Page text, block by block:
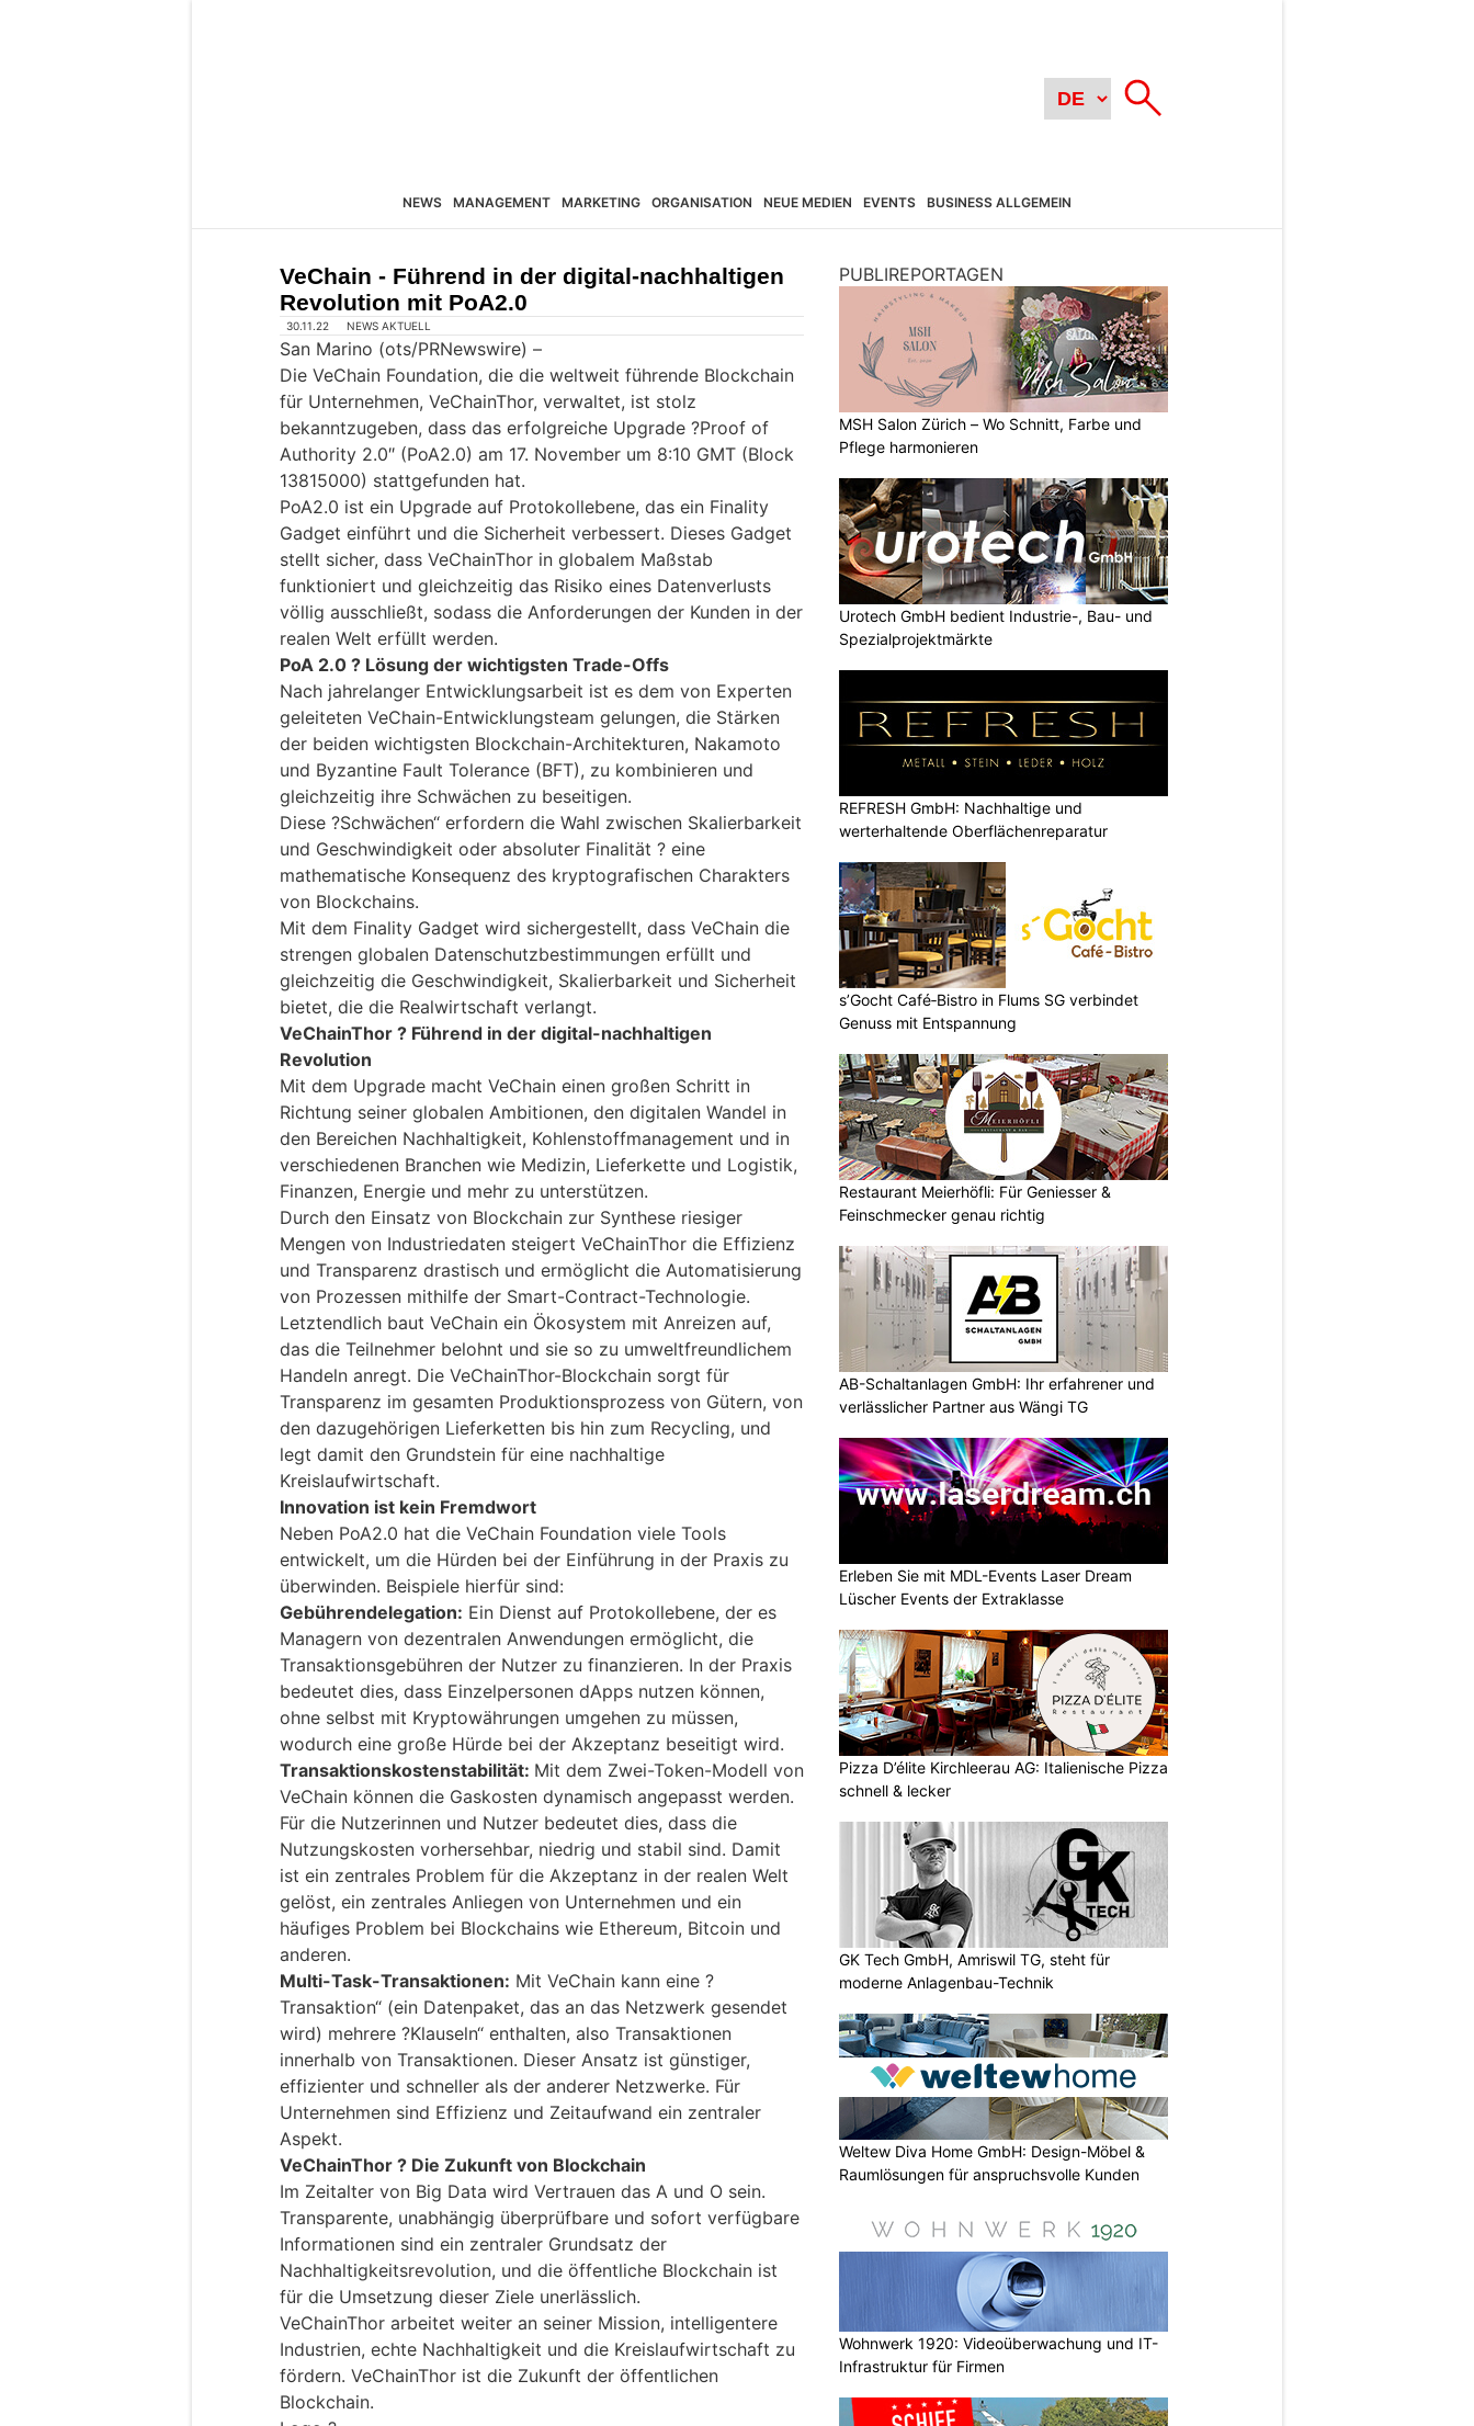
NEWS MANAGEMENT MARKETING ORGANISATION NEUE MEDIEN EVENTS BUSINESS ALLGEMEIN
VeChain - Führend in der digital-nachhaltigen
Revolution mit PoA2.0
30.11.22 NEWS AKTUELL
San Marino (ots/PRNewswire) –
Die VeChain Foundation, die die weltweit führende Blockchain
für Unternehmen, VeChainThor, verwaltet, ist stolz
bekanntzugeben, dass das erfolgreiche Upgrade ?Proof of
Authority 2.0″ (PoA2.0) am 17. November um 8:10 GMT (Block
13815000) stattgefunden hat.
PoA2.0 ist ein Upgrade auf Protokollebene, das ein Finality
Gadget einführt und die Sicherheit verbessert. Dieses Gadget
stellt sicher, dass VeChainThor in globalem Maßstab
funktioniert und gleichzeitig das Risiko eines Datenverlusts
völlig ausschließt, sodass die Anforderungen der Kunden in der
realen Welt erfüllt werden.
PoA 2.0 ? Lösung der wichtigsten Trade-Offs
Nach jahrelanger Entwicklungsarbeit ist es dem von Experten
geleiteten VeChain-Entwicklungsteam gelungen, die Stärken
der beiden wichtigsten Blockchain-Architekturen, Nakamoto
und Byzantine Fault Tolerance (BFT), zu kombinieren und
gleichzeitig ihre Schwächen zu beseitigen.
Diese ?Schwächen“ erfordern die Wahl zwischen Skalierbarkeit
und Geschwindigkeit oder absoluter Finalität ? eine
mathematische Konsequenz des kryptografischen Charakters
von Blockchains.
Mit dem Finality Gadget wird sichergestellt, dass VeChain die
strengen globalen Datenschutzbestimmungen erfüllt und
gleichzeitig die Geschwindigkeit, Skalierbarkeit und Sicherheit
bietet, die die Realwirtschaft verlangt.
VeChainThor ? Führend in der digital-nachhaltigen
Revolution
Mit dem Upgrade macht VeChain einen großen Schritt in
Richtung seiner globalen Ambitionen, den digitalen Wandel in
den Bereichen Nachhaltigkeit, Kohlenstoffmanagement und in
verschiedenen Branchen wie Medizin, Lieferkette und Logistik,
Finanzen, Energie und mehr zu unterstützen.
Durch den Einsatz von Blockchain zur Synthese riesiger
Mengen von Industriedaten steigert VeChainThor die Effizienz
und Transparenz drastisch und ermöglicht die Automatisierung
von Prozessen mithilfe der Smart-Contract-Technologie.
Letztendlich baut VeChain ein Ökosystem mit Anreizen auf,
das die Teilnehmer belohnt und sie so zu umweltfreundlichem
Handeln anregt. Die VeChainThor-Blockchain sorgt für
Transparenz im gesamten Produktionsprozess von Gütern, von
den dazugehörigen Lieferketten bis hin zum Recycling, und
legt damit den Grundstein für eine nachhaltige
Kreislaufwirtschaft.
Innovation ist kein Fremdwort
Neben PoA2.0 hat die VeChain Foundation viele Tools
entwickelt, um die Hürden bei der Einführung in der Praxis zu
überwinden. Beispiele hierfür sind:
Gebührendelegation: Ein Dienst auf Protokollebene, der es
Managern von dezentralen Anwendungen ermöglicht, die
Transaktionsgebühren der Nutzer zu finanzieren. In der Praxis
bedeutet dies, dass Einzelpersonen dApps nutzen können,
ohne selbst mit Kryptowährungen umgehen zu müssen,
wodurch eine große Hürde bei der Akzeptanz beseitigt wird.
Transaktionskostenstabilität: Mit dem Zwei-Token-Modell von
VeChain können die Gaskosten dynamisch angepasst werden.
Für die Nutzerinnen und Nutzer bedeutet dies, dass die
Nutzungskosten vorhersehbar, niedrig und stabil sind. Damit
ist ein zentrales Problem für die Akzeptanz in der realen Welt
gelöst, ein zentrales Anliegen von Unternehmen und ein
häufiges Problem bei Blockchains wie Ethereum, Bitcoin und
anderen.
Multi-Task-Transaktionen: Mit VeChain kann eine ?
Transaktion“ (ein Datenpaket, das an das Netzwerk gesendet
wird) mehrere ?Klauseln“ enthalten, also Transaktionen
innerhalb von Transaktionen. Dieser Ansatz ist günstiger,
effizienter und schneller als der anderer Netzwerke. Für
Unternehmen sind Effizienz und Zeitaufwand ein zentraler
Aspekt.
VeChainThor ? Die Zukunft von Blockchain
Im Zeitalter von Big Data wird Vertrauen das A und O sein.
Transparente, unabhängig überprüfbare und sofort verfügbare
Informationen sind ein zentraler Grundsatz der
Nachhaltigkeitsrevolution, und die öffentliche Blockchain ist
für die Umsetzung dieser Ziele unerlässlich.
VeChainThor arbeitet weiter an seiner Mission, intelligentere
Industrien, echte Nachhaltigkeit und die Kreislaufwirtschaft zu
fördern. VeChainThor ist die Zukunft der öffentlichen
Blockchain.
PUBLIREPORTAGEN
MSH Salon Zürich – Wo Schnitt, Farbe und
Pflege harmonieren
Urotech GmbH bedient Industrie-, Bau- und
Spezialprojektmärkte
REFRESH GmbH: Nachhaltige und
werterhaltende Oberflächenreparatur
s’Gocht Café‑Bistro in Flums SG verbindet
Genuss mit Entspannung
Restaurant Meierhöfli: Für Geniesser &
Feinschmecker genau richtig
AB-Schaltanlagen GmbH: Ihr erfahrener und
verlässlicher Partner aus Wängi TG
Erleben Sie mit MDL-Events Laser Dream
Lüscher Events der Extraklasse
Pizza D’élite Kirchleerau AG: Italienische Pizza
schnell & lecker
GK Tech GmbH, Amriswil TG, steht für
moderne Anlagenbau-Technik
Weltew Diva Home GmbH: Design-Möbel &
Raumlösungen für anspruchsvolle Kunden
Wohnwerk 1920: Videoüberwachung und IT-
Infrastruktur für Firmen